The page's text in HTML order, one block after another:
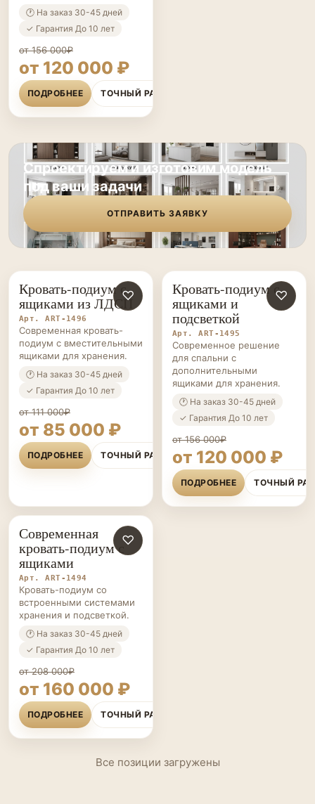
🕐 На заказ 30-45 дней
✓ Гарантия До 10 лет
от 156 000₽
от 120 000 ₽
ПОДРОБНЕЕ ТОЧНЫЙ РАСЧЁТ
Спроектируем и изготовим модель
под ваши задачи
ОТПРАВИТЬ ЗАЯВКУ
КРОВАТИ-
ПОДИУМЫ НА ЗАКАЗ
♡
Кровать-подиум с
ящиками из ЛДСП
Арт. ART-1496
Современная кровать-
подиум с вместительными
ящиками для хранения.
🕐 На заказ 30-45 дней
✓ Гарантия До 10 лет
от 111 000₽
от 85 000 ₽
ПОДРОБНЕЕ ТОЧНЫЙ РАСЧЁТ
КРОВАТИ-
ПОДИУМЫ НА ЗАКАЗ
♡
Кровать-подиум с
ящиками и
подсветкой
Арт. ART-1495
Современное решение
для спальни с
дополнительными
ящиками для хранения.
🕐 На заказ 30-45 дней
✓ Гарантия До 10 лет
от 156 000₽
от 120 000 ₽
ПОДРОБНЕЕ ТОЧНЫЙ
КРОВАТИ-
ПОДИУМЫ НА ЗАКАЗ
♡
Современная
кровать-подиум с
ящиками
Арт. ART-1494
Кровать-подиум со
встроенными системами
хранения и подсветкой.
🕐 На заказ 30-45 дней
✓ Гарантия До 10 лет
от 208 000₽
от 160 000 ₽
ПОДРОБНЕЕ ТОЧНЫЙ РАСЧЁТ
Все позиции загружены